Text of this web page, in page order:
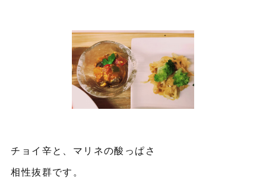
チョイ辛と、マリネの酸っぱさ
相性抜群です。